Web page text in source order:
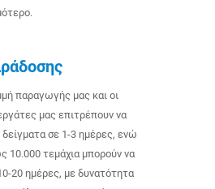
παραγωγής μας και οι
μας επιτρέπουν να
σε 1-3 ημέρες, ενώ
10.000 τεμάχια μπορούν να
20 ημέρες, με δυνατότητα